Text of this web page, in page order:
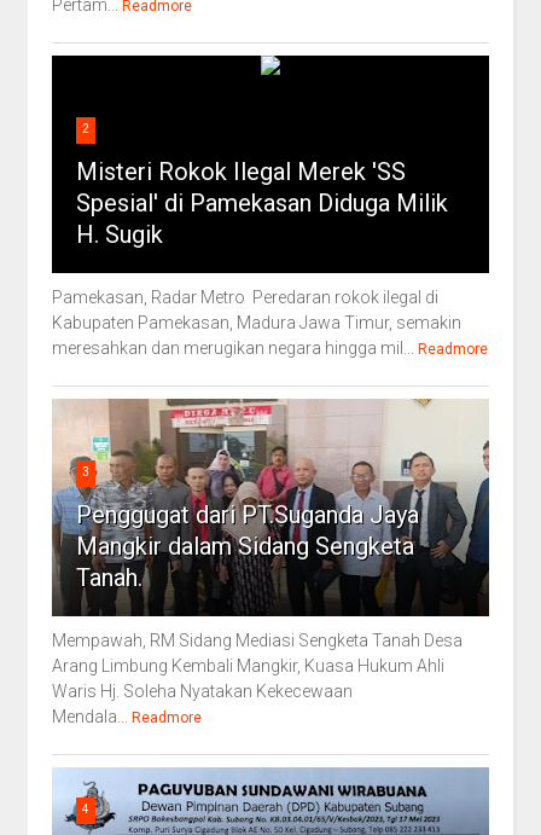
Pertam... Readmore
2
Misteri Rokok Ilegal Merek 'SS
Spesial' di Pamekasan Diduga Milik
H. Sugik
Pamekasan, Radar Metro Peredaran rokok ilegal di
Kabupaten Pamekasan, Madura Jawa Timur, semakin
meresahkan dan merugikan negara hingga mil...
Readmore
3
Penggugat dari PT.Suganda Jaya
Mangkir dalam Sidang Sengketa
Tanah.
Mempawah, RM Sidang Mediasi Sengketa Tanah Desa
Arang Limbung Kembali Mangkir, Kuasa Hukum Ahli
Waris Hj. Soleha Nyatakan Kekecewaan
Mendala...
Readmore
4